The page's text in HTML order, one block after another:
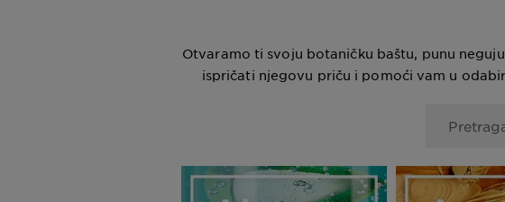
Otvaramo ti svoju botaničku baštu, punu
ispričati njegovu priču i pomoći vam u